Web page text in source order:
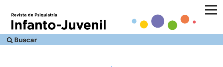
Buscar